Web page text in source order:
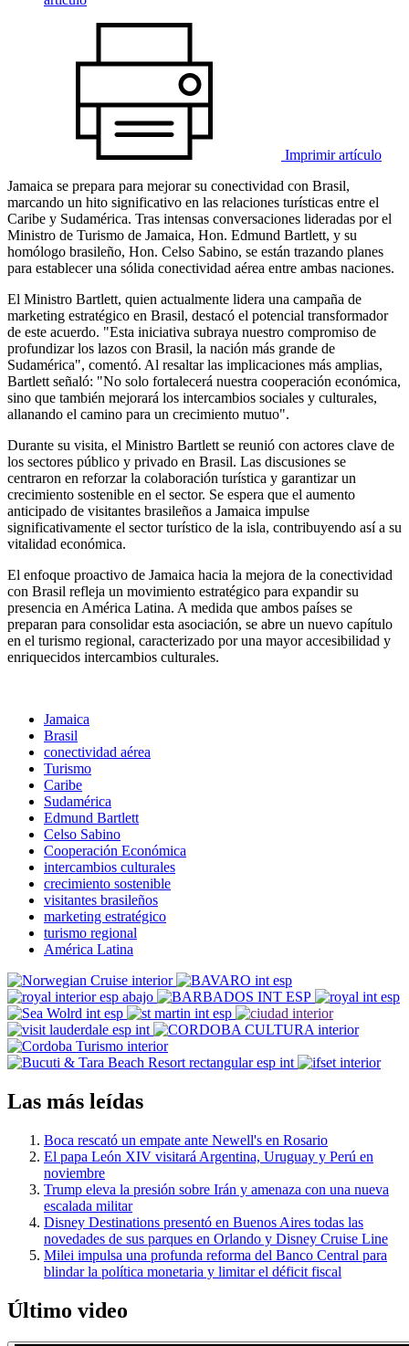
Imprimir artículo
Jamaica se prepara para mejorar su conectividad con Brasil,
marcando un hito significativo en las relaciones turísticas entre el
Caribe y Sudamérica. Tras intensas conversaciones lideradas por el
Ministro de Turismo de Jamaica, Hon. Edmund Bartlett, y su
homólogo brasileño, Hon. Celso Sabino, se están trazando planes
para establecer una sólida conectividad aérea entre ambas naciones.
El Ministro Bartlett, quien actualmente lidera una campaña de
marketing estratégico en Brasil, destacó el potencial transformador
de este acuerdo. "Esta iniciativa subraya nuestro compromiso de
profundizar los lazos con Brasil, la nación más grande de
Sudamérica", comentó. Al resaltar las implicaciones más amplias,
Bartlett señaló: "No solo fortalecerá nuestra cooperación económica,
sino que también mejorará los intercambios sociales y culturales,
allanando el camino para un crecimiento mutuo".
Durante su visita, el Ministro Bartlett se reunió con actores clave de
los sectores público y privado en Brasil. Las discusiones se
centraron en reforzar la colaboración turística y garantizar un
crecimiento sostenible en el sector. Se espera que el aumento
anticipado de visitantes brasileños a Jamaica impulse
significativamente el sector turístico de la isla, contribuyendo así a su
vitalidad económica.
El enfoque proactivo de Jamaica hacia la mejora de la conectividad
con Brasil refleja un movimiento estratégico para expandir su
presencia en América Latina. A medida que ambos países se
preparan para consolidar esta asociación, se abre un nuevo capítulo
en el turismo regional, caracterizado por una mayor accesibilidad y
enriquecidos intercambios culturales.
Jamaica
Brasil
conectividad aérea
Turismo
Caribe
Sudamérica
Edmund Bartlett
Celso Sabino
Cooperación Económica
intercambios culturales
crecimiento sostenible
visitantes brasileños
marketing estratégico
turismo regional
América Latina
Las más leídas
Boca rescató un empate ante Newell's en Rosario
El papa León XIV visitará Argentina, Uruguay y Perú en
noviembre
Trump eleva la presión sobre Irán y amenaza con una nueva
escalada militar
Disney Destinations presentó en Buenos Aires todas las
novedades de sus parques en Orlando y Disney Cruise Line
Milei impulsa una profunda reforma del Banco Central para
blindar la política monetaria y limitar el déficit fiscal
Último video